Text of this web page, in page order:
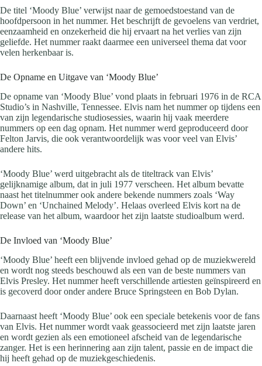
De titel ‘Moody Blue’ verwijst naar de gemoedstoestand van de
hoofdpersoon in het nummer. Het beschrijft de gevoelens van verdriet,
eenzaamheid en onzekerheid die hij ervaart na het verlies van zijn
geliefde. Het nummer raakt daarmee een universeel thema dat voor
velen herkenbaar is.
De Opname en Uitgave van ‘Moody Blue’
De opname van ‘Moody Blue’ vond plaats in februari 1976 in de RCA
Studio’s in Nashville, Tennessee. Elvis nam het nummer op tijdens een
van zijn legendarische studiosessies, waarin hij vaak meerdere
nummers op een dag opnam. Het nummer werd geproduceerd door
Felton Jarvis, die ook verantwoordelijk was voor veel van Elvis’
andere hits.
‘Moody Blue’ werd uitgebracht als de titeltrack van Elvis’
gelijknamige album, dat in juli 1977 verscheen. Het album bevatte
naast het titelnummer ook andere bekende nummers zoals ‘Way
Down’ en ‘Unchained Melody’. Helaas overleed Elvis kort na de
release van het album, waardoor het zijn laatste studioalbum werd.
De Invloed van ‘Moody Blue’
‘Moody Blue’ heeft een blijvende invloed gehad op de muziekwereld
en wordt nog steeds beschouwd als een van de beste nummers van
Elvis Presley. Het nummer heeft verschillende artiesten geïnspireerd en
is gecoverd door onder andere Bruce Springsteen en Bob Dylan.
Daarnaast heeft ‘Moody Blue’ ook een speciale betekenis voor de fans
van Elvis. Het nummer wordt vaak geassocieerd met zijn laatste jaren
en wordt gezien als een emotioneel afscheid van de legendarische
zanger. Het is een herinnering aan zijn talent, passie en de impact die
hij heeft gehad op de muziekgeschiedenis.